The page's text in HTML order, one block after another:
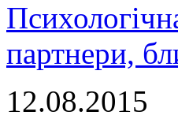
партнери,
12.08.2015